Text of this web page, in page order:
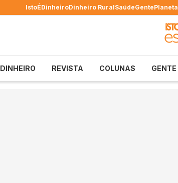
IstoÉDinheiroDinheiro RuralSaúdeGentePlaneta
DINHEIRO REVISTA COLUNAS GENTE